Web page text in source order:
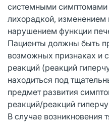
системными симптомами
лихорадкой, изменением
нарушением функции
Пациенты должны быть
возможных признаках и
реакций (реакций
находиться под
предмет развития
реакций/реакций
В случае возникновения